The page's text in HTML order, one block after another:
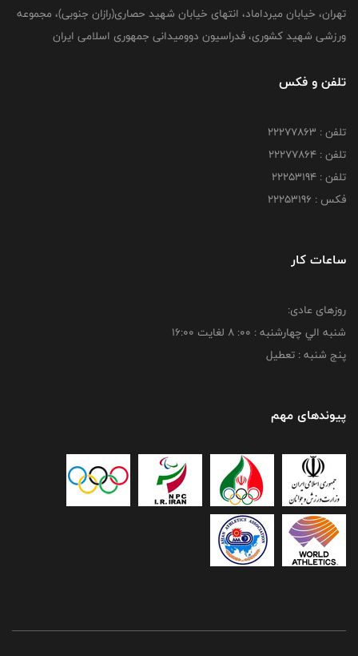
تهران، خیابان میرداماد، انتهای خیابان شهید حصاری(رازان جنوبی)، مجموعه
ورزشی شهید کشوری، فدراسیون دوومیدانی جمهوری اسلامی ایران
تلفن و فکس
تلفن : 22277863
تلفن : 22277864
تلفن : 22253194
فکس : 22253196
ساعات کار
روزهای عادی:
شنبه الي چهارشنبه : 00: 8 لغايت 16:00
پنج شنبه : تعطیل
پیوندهای مهم